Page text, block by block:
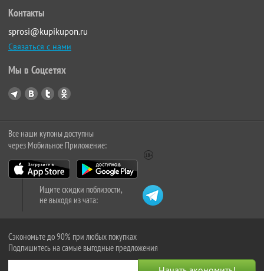
Контакты
sprosi@kupikupon.ru
Связаться с нами
Мы в Соцсетях
Все наши купоны доступны
через Мобильное Приложение:
Ищите скидки поблизости,
не выходя из чата:
Сэкономьте до 90% при любых покупках
Подпишитесь на самые выгодные предложения